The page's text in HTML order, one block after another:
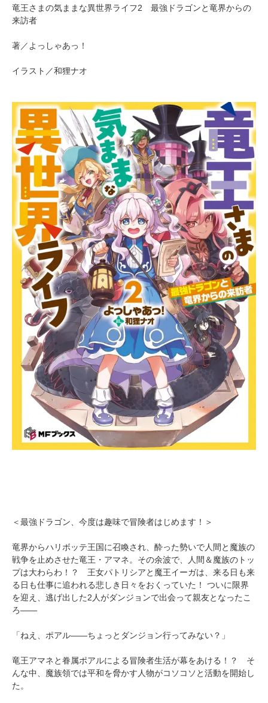
竜王さまの気ままな異世界ライフ2 最強ドラゴンと竜界からの
来訪者
著／よっしゃあっ！
イラスト／和狸ナオ
＜最強ドラゴン、今度は趣味で冒険者はじめます！＞
竜界からハリボッテ王国に召喚され、酔った勢いで人間と魔族の
戦争を止めさせた竜王・アマネ。その余波で、人間＆魔族のトッ
プは大わらわ！？ 王女パトリシアと魔王イーガは、来る日も来
る日も仕事に追われる悲しき日々をおくっていた！ ついに限界
を迎え、逃げ出した2人がダンジョンで出会って親友となったこ
ろ――
「ねえ、ポアル――ちょっとダンジョン行ってみない？」
竜王アマネと眷属ポアルによる冒険者生活が幕をあける！？ そ
んな中、魔族領では平和を脅かす人物がコソコソと活動を開始し
た。